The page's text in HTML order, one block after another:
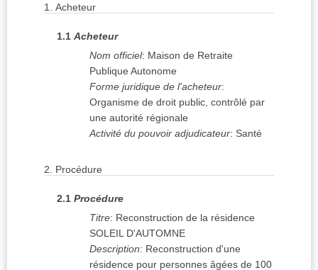
1. Acheteur
1.1 Acheteur
Nom officiel: Maison de Retraite
Publique Autonome
Forme juridique de l'acheteur:
Organisme de droit public, contrôlé par
une autorité régionale
Activité du pouvoir adjudicateur: Santé
2. Procédure
2.1 Procédure
Titre: Reconstruction de la résidence
SOLEIL D'AUTOMNE
Description: Reconstruction d'une
résidence pour personnes âgées de 100